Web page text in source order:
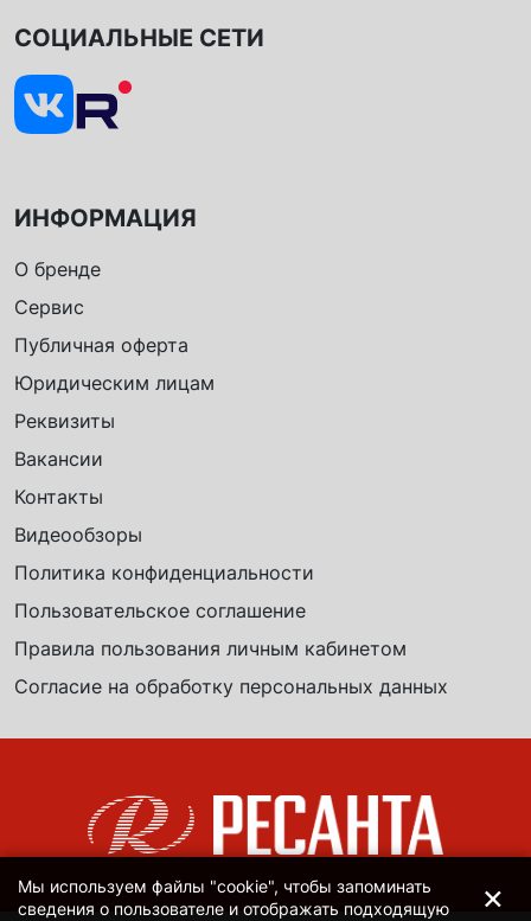
ИНФОРМАЦИЯ
О бренде
Сервис
Публичная оферта
Юридическим лицам
Реквизиты
Вакансии
Контакты
Видеообзоры
Политика конфиденциальности
Пользовательское соглашение
Правила пользования личным кабинетом
Согласие на обработку персональных данных
СОЦИАЛЬНЫЕ СЕТИ
Мы используем файлы "cookie", чтобы запоминать
сведения о пользователе и отображать подходящую
×